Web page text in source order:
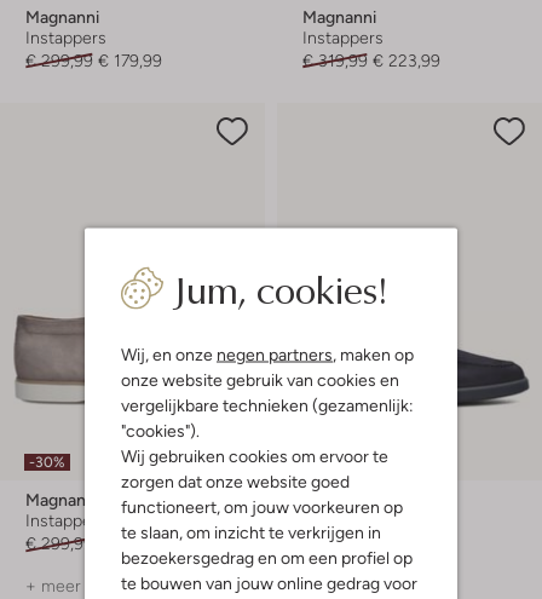
Jum, cookies!
Wij, en onze negen partners , maken op
onze website gebruik van cookies en
vergelijkbare technieken (gezamenlijk:
"cookies").
Wij gebruiken cookies om ervoor te
zorgen dat onze website goed
functioneert, om jouw voorkeuren op
te slaan, om inzicht te verkrijgen in
bezoekersgedrag en om een profiel op
te bouwen van jouw online gedrag voor
Magnanni
Instappers
€ 299,99 € 179,99
Magnanni
Instappers
€ 319,99 € 223,99
-30%
Magnanni
Instappers
€ 299,99
€ 209,99
+ meer kleuren
-30%
Magnanni
Instappers
€ 329,99 € 230,99
+ meer kleuren